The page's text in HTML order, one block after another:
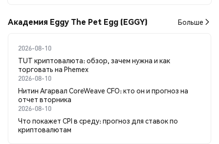
Академия Eggy The Pet Egg (EGGY) Больше
2026-08-10
TUT криптовалюта: обзор, зачем нужна и как
торговать на Phemex
2026-08-10
Нитин Агарвал CoreWeave CFO: кто он и прогноз на
отчет вторника
2026-08-10
Что покажет CPI в среду: прогноз для ставок по
криптовалютам